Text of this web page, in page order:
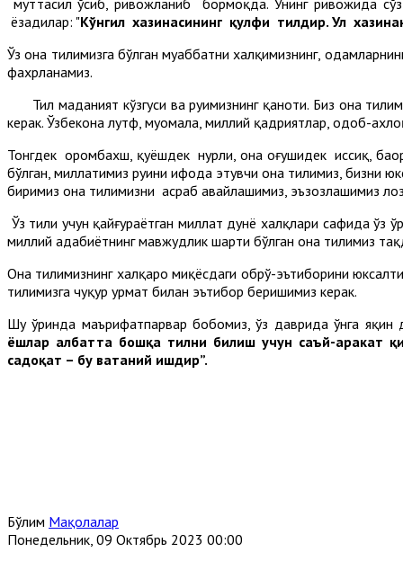
муттасил ўсиб, ривожланиб бормоқда. Унинг ривожида
ёзадилар: "Кўнгил хазинасининг қулфи тилдир. Ул
Ўз она тилимизга бўлган муҳаббатни халқимизнинг,
фахрланамиз.
Тил маданият кўзгуси ва руҳимизнинг қаноти. Биз она
керак. Ўзбекона лутф, муомала, миллий қадриятлар, одоб-
Тонгдек оромбахш, қуёшдек нурли, она оғушидек иссиқ,
бўлган, миллатимиз руҳини ифода этувчи она тилимиз, бизни
биримиз она тилимизни асраб авайлашимиз, эъзозлашимиз
Ўз тили учун қайғураётган миллат дунё халқлари сафида ўз
миллий адабиётнинг мавжудлик шарти бўлган она тилимиз
Она тилимизнинг халқаро миқёсдаги обрў-эътиборини
тилимизга чуқур ҳурмат билан эътибор беришимиз керак.
Шу ўринда маърифатпарвар бобомиз, ўз даврида ўнга яқин
ёшлар албатта бошқа тилни билиш учун саъй-ҳаракат
садоқат – бу ватаний ишдир”.
Бўлим Мақолалар
Понедельник, 09 Октябрь 2023 00:00